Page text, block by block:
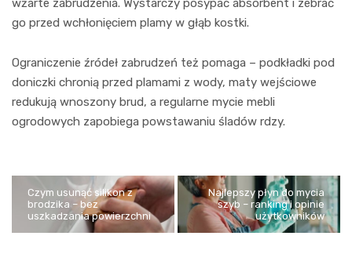
go przed wchłonięciem plamy w głąb kostki.
Ograniczenie źródeł zabrudzeń też pomaga – podkładki pod
doniczki chronią przed plamami z wody, maty wejściowe
redukują wnoszony brud, a regularne mycie mebli
ogrodowych zapobiega powstawaniu śladów rdzy.
Czym usunąć silikon z
brodzika – bez
uszkadzania powierzchni
Najlepszy płyn do mycia
szyb – ranking i opinie
użytkowników